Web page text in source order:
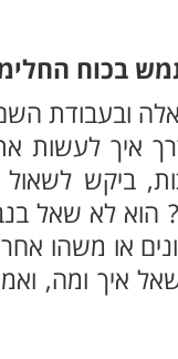
בכוח
ובעבודת
איך לעשות
ביקש
הוא לא שאל
או משהו
איך ומה,